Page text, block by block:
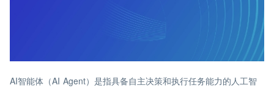
AI智能体（AI Agent）是指具备自主决策和执行任务能力的人工智